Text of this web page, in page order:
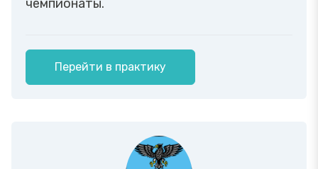
чемпионаты.
Перейти в практику